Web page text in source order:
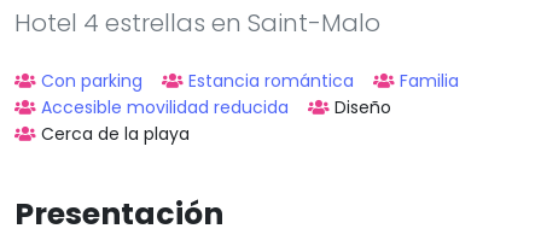
Hotel 4 estrellas en Saint-Malo
Con parking Estancia romántica
Familia
Accesible movilidad reducida
Diseño
Cerca de la playa
Presentación